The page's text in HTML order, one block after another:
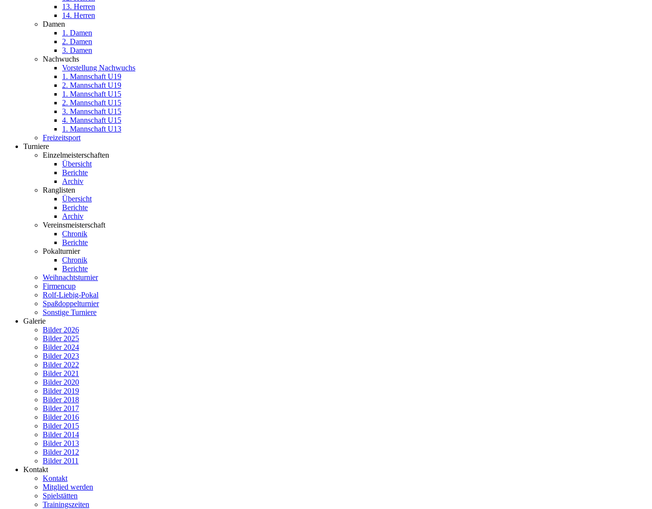
13. Herren
14. Herren
Damen
1. Damen
2. Damen
3. Damen
Nachwuchs
Vorstellung Nachwuchs
1. Mannschaft U19
2. Mannschaft U19
1. Mannschaft U15
2. Mannschaft U15
3. Mannschaft U15
4. Mannschaft U15
1. Mannschaft U13
Freizeitsport
Turniere
Einzelmeisterschaften
Übersicht
Berichte
Archiv
Ranglisten
Übersicht
Berichte
Archiv
Vereinsmeisterschaft
Chronik
Berichte
Pokalturnier
Chronik
Berichte
Weihnachtsturnier
Firmencup
Rolf-Liebig-Pokal
Spaßdoppelturnier
Sonstige Turniere
Galerie
Bilder 2026
Bilder 2025
Bilder 2024
Bilder 2023
Bilder 2022
Bilder 2021
Bilder 2020
Bilder 2019
Bilder 2018
Bilder 2017
Bilder 2016
Bilder 2015
Bilder 2014
Bilder 2013
Bilder 2012
Bilder 2011
Kontakt
Kontakt
Mitglied werden
Spielstätten
Trainingszeiten